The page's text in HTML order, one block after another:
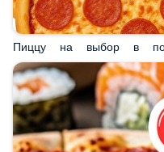
Пиццу на выбор в подарок